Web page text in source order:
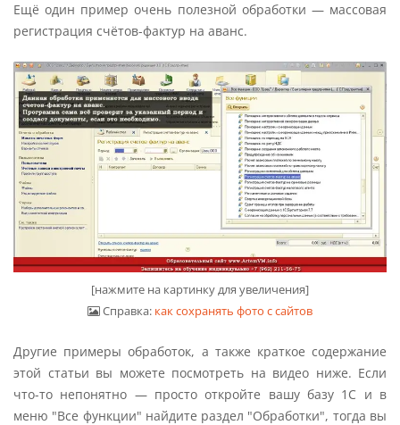
Ещё один пример очень полезной обработки — массовая
регистрация счётов-фактур на аванс.
[нажмите на картинку для увеличения]
Справка: как сохранять фото с сайтов
Другие примеры обработок, а также краткое содержание
этой статьи вы можете посмотреть на видео ниже. Если
что-то непонятно — просто откройте вашу базу 1С и в
меню "Все функции" найдите раздел "Обработки", тогда вы